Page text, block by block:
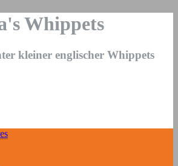
Whippets
kleiner englischer Whippets